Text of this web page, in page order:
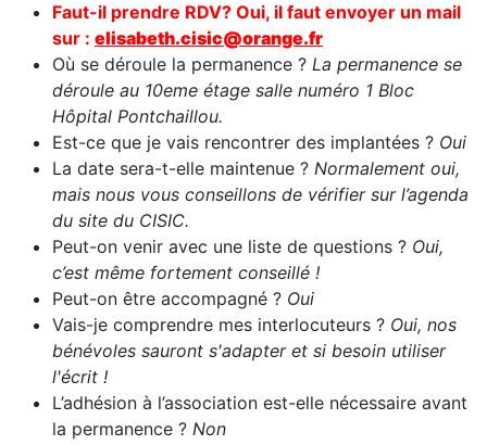
Faut-il prendre RDV? Oui, il faut envoyer un mail
sur : elisabeth.cisic@orange.fr
Où se déroule la permanence ? La permanence se
déroule au 10eme étage salle numéro 1 Bloc
Hôpital Pontchaillou.
Est-ce que je vais rencontrer des implantées ? Oui
La date sera-t-elle maintenue ? Normalement oui,
mais nous vous conseillons de vérifier sur l’agenda
du site du CISIC.
Peut-on venir avec une liste de questions ? Oui,
c’est même fortement conseillé !
Peut-on être accompagné ? Oui
Vais-je comprendre mes interlocuteurs ? Oui, nos
bénévoles sauront s'adapter et si besoin utiliser
l'écrit !
L’adhésion à l’association est-elle nécessaire avant
la permanence ? Non